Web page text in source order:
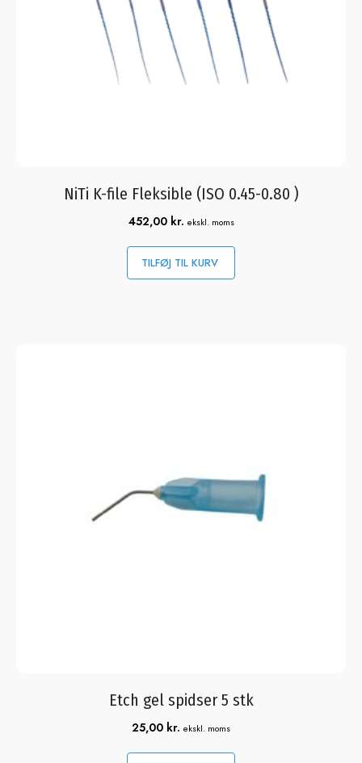
NiTi K-file Fleksible (ISO 0.45-0.80 )
452,00 kr. ekskl. moms
TILFØJ TIL KURV
Etch gel spidser 5 stk
25,00 kr. ekskl. moms